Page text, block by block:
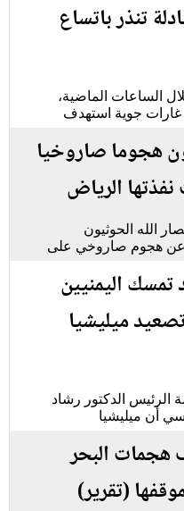
تنذر باتساع
الساعات الماضية،
جوية استهدف
هجوما صاروخيا
الرياض
الله الحوثيون
عن هجوم صاروخي على
اليمنيين
ميليشيا
الرئيس الدكتور رشاد
أن ميليشيا
هجمات البحر
(تقرير)